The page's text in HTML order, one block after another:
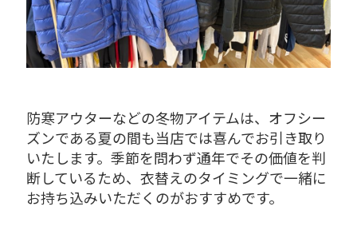
防寒アウターなどの冬物アイテムは、オフシー
ズンである夏の間も当店では喜んでお引き取り
いたします。季節を問わず通年でその価値を判
断しているため、衣替えのタイミングで一緒に
お持ち込みいただくのがおすすめです。